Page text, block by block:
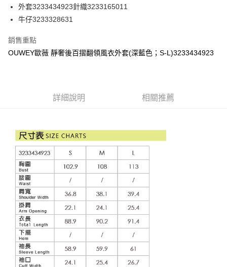
相關說明
【大哥付你分期使用說明】
2.付款方式選擇「大哥付你分期」，訂單成立後會自動跳轉到大哥付的交易
成交易。
法說明評估內容。
【繳款方式說明】
2.透過簡訊連結打開帳單後，可選擇「超商條碼／台灣大直營門市／銀行轉
帳／街口支付／iPASS MONEY」等通路繳費。
【注意事項】
1.本服務係由「台灣大哥大股份有限公司」（以下簡稱本公司）所提供，讓
用戶於交易時，得透過本服務購買商品或服務，並由商店將買賣／分期付款
買賣價金債權讓與本公司後，依約使用本公司帳單繳交帳款。
2.基於同意付款使用「大哥付你分期」之契約關係目的，商店將以您的個人
資料（包含姓名、電話或地址）提供予台灣大哥大進項蒐集、處理及利用，
由本公司與您本人進行分期帳單所需資料之確認、核對及更正。
3.完整用戶服務條款，請詳閱以下連結：
https://oppay.tw/userRule
相關說明
【關於「AFTEE先享後付」】
３．安心：先確認商品／服務後，再付款。
結帳頁面，進行簡訊認證並確認金額後，即可完成結帳。
２．訂單成立數日內，您將收到繳費通知簡訊。
３．收到繳費通知簡訊後14天內，點擊此簡訊中的連結，可透過四大超商／
ATM／網路銀行／等多元方式進行付款，方視為交易完成。
※ 請注意：結帳手續完成當下不需立刻繳費，但若您需要取消訂單，請聯絡
購買商品的店家。未經商家同意取消之訂單仍視為有效，需透過AFTEE先享
後付繳納相關費用。
※ 交易是否成功請以「AFTEE先享後付 」之結帳頁面顯示為準，若有關於
是否繳費成功／繳費後需取消欲退款等相關疑問，請聯繫「AFTEE先享後付
客戶支援中心」https://netprotections.freshdesk.com/support/home
【注意事項】
１．透過由恩沛科技股份有限公司提供之「AFTEE先享後付」服務完成之交
易，需依本服務之必要範圍內提供個人資料，並將交易相關給付款項請求債
權轉讓予恩沛科技股份有限公司。
每筆NT$120，滿NT$2,500(含以上)免運費
萊爾富取貨付款
每筆NT$120，滿NT$2,500(含以上)免運費
付款後萊爾富取貨
每筆NT$120，滿NT$2,500(含以上)免運費
7-11取貨付款
每筆NT$120，滿NT$2,500(含以上)免運費
付款後7-11取貨
每筆NT$120，滿NT$2,500(含以上)免運費
外套3233434923針織3233165011
牛仔3233328631
銷售重點
OUWEY歐薇 靜奢後百摺翻領風衣外套(深藍色；S-L)3233434923
詳細說明 相關推薦